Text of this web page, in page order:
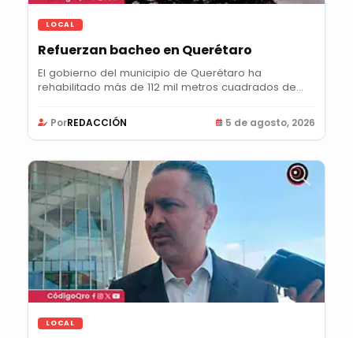
LOCAL
Refuerzan bacheo en Querétaro
El gobierno del municipio de Querétaro ha
rehabilitado más de 112 mil metros cuadrados de...
PorREDACCIÓN 5 de agosto, 2026
LOCAL